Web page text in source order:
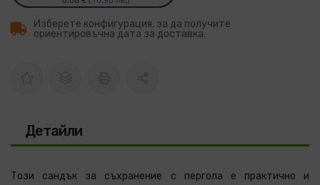
Изберете конфигурация, за да получите
ориентировъчна дата за доставка.
Детайли
Този сандък за съхранение с пергола е практично и